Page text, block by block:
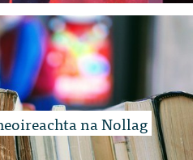
na Nollag